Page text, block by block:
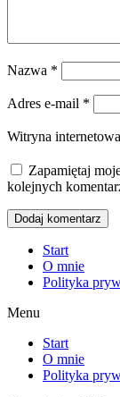
Nazwa *
Adres e-mail *
Witryna internetowa
Zapamiętaj
kolejnych
Start
O mnie
Polityka
Menu
Start
O mnie
Polityka